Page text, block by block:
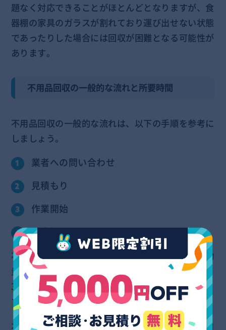
題なく対応できることがほとんどとなりますが、食
器棚の家具のガラスが割れており運び出せない状態
であったりした場合には回収が困難となる可能性が
あります。
不用品回収の一般的な流れと所要時間
不用品回収の一般的な流れは、以下の手順を参考に
しましょう。
業者への問い合わせ
見積もり
作業開始
お支払い
不用品回収にかかる所要時間は回収する不用品の物
量や作業内容によりますが、
少量であれば数分～
30分、大量の場合は数時間で終わることが多いで
す。
不用品回収業者は、簡単な手続きでスムーズに利用